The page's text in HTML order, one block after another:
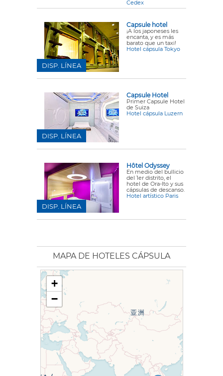
Cedex
Capsule hotel
¡A los japoneses les
encanta, y es más
barato que un taxi!
Hotel cápsula Tokyo
DISP. LÍNEA
Capsule Hotel
Primer Capsule Hotel
de Suiza
Hotel cápsula Luzern
DISP. LÍNEA
Hôtel Odyssey
En medio del bullicio
del 1er distrito, el
hotel de Ora-Ito y sus
cápsulas de descanso.
Hotel artístico Paris
DISP. LÍNEA
MAPA DE HOTELES CÁPSULA
+
−